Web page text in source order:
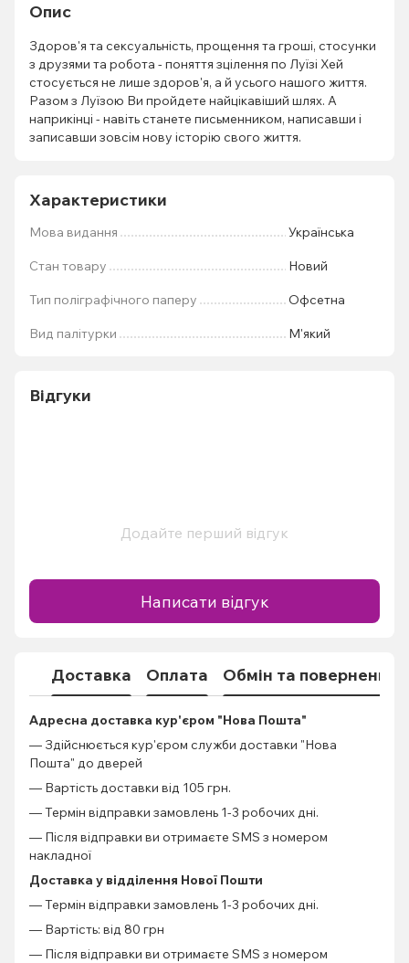
Опис
Здоров'я та сексуальність, прощення та гроші, стосунки
з друзями та робота - поняття зцілення по Луїзі Хей
стосується не лише здоров'я, а й усього нашого життя.
Разом з Луїзою Ви пройдете найцікавіший шлях. А
наприкінці - навіть станете письменником, написавши і
записавши зовсім нову історію свого життя.
Характеристики
Мова видання Українська
Стан товару Новий
Тип поліграфічного паперу Офсетна
Вид палітурки М'який
Відгуки
Додайте перший відгук
Написати відгук
Доставка Оплата Обмін та повернення
Адресна доставка кур'єром "Нова Пошта"
— Здійснюється кур'єром служби доставки "Нова
Пошта" до дверей
— Вартість доставки від 105 грн.
— Термін відправки замовлень 1-3 робочих дні.
— Після відправки ви отримаєте SMS з номером
накладної
Доставка у відділення Нової Пошти
— Термін відправки замовлень 1-3 робочих дні.
— Вартість: від 80 грн
— Після відправки ви отримаєте SMS з номером